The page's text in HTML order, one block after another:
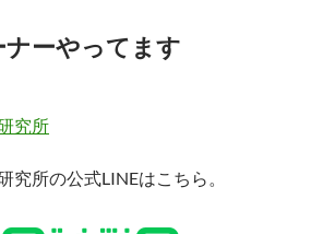
ーやってます
究所
究所の公式LINEはこちら。